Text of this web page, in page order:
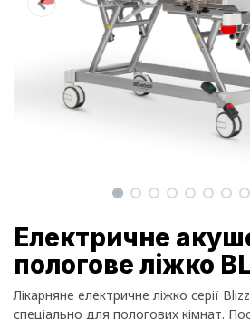
Електричне
пологове ліжко
Лікарняне електричне ліжко серії
спеціально для пологових кімнат.